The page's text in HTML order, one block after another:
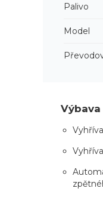
Palivo
Model
Výbava